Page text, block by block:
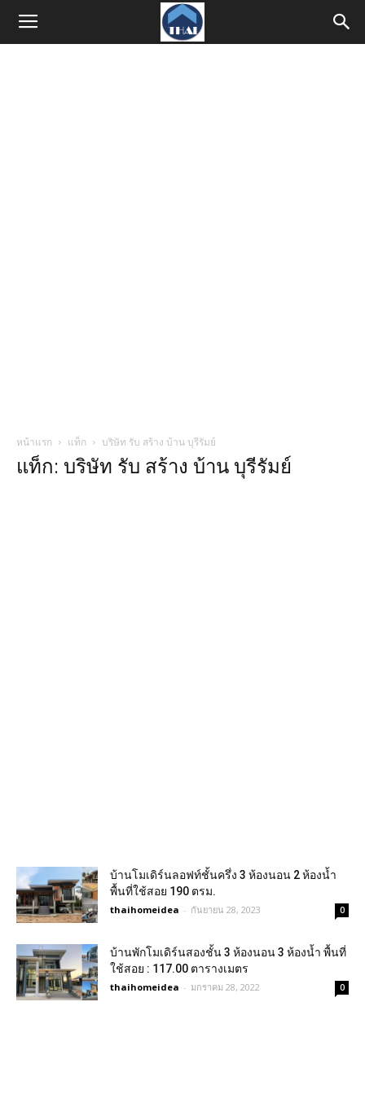
หน้าแรก แท็ก บริษัท รับ สร้าง บ้าน บุรีรัมย์
แท็ก: บริษัท รับ สร้าง บ้าน บุรีรัมย์
บ้านโมเดิร์นลอฟท์ชั้นครึ่ง 3 ห้องนอน 2 ห้องน้ำ
พื้นที่ใช้สอย 190 ตรม.
thaihomeidea - กันยายน 28, 2023 0
บ้านพักโมเดิร์นสองชั้น 3 ห้องนอน 3 ห้องน้ำ พื้นที่
ใช้สอย : 117.00 ตารางเมตร
thaihomeidea - มกราคม 28, 2022 0